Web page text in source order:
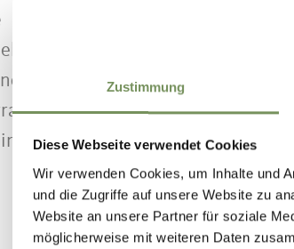
Zustimmung
Diese Webseite verwendet Cookies
Wir verwenden Cookies, um Inhalte und
und die Zugriffe auf unsere Website zu
Website an unsere Partner für soziale
möglicherweise mit weiteren Daten
erlaubt
/ Streichelzoo